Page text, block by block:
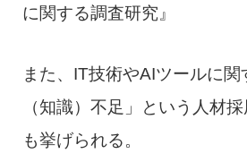
に関する調査研究』
また、IT技術やAIツールに
（知識）不足」という人材
も挙げられる。